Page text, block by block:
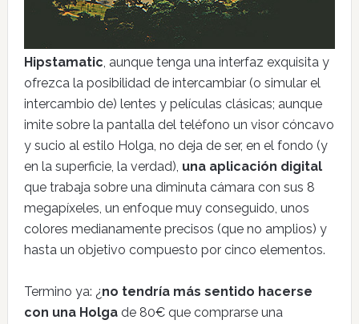
Hipstamatic, aunque tenga una interfaz exquisita y
ofrezca la posibilidad de intercambiar (o simular el
intercambio de) lentes y películas clásicas; aunque
imite sobre la pantalla del teléfono un visor cóncavo
y sucio al estilo Holga, no deja de ser, en el fondo (y
en la superficie, la verdad), una aplicación digital
que trabaja sobre una diminuta cámara con sus 8
megapíxeles, un enfoque muy conseguido, unos
colores medianamente precisos (que no amplios) y
hasta un objetivo compuesto por cinco elementos.
Termino ya: ¿no tendría más sentido hacerse
con una Holgade 80€ que comprarse una